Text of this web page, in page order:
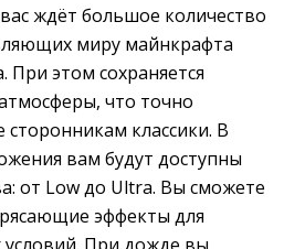
ждёт большое количество
миру майнкрафта
При этом сохраняется
что точно
сторонникам классики. В
вам будут доступны
от Low до Ultra. Вы сможете
эффекты для